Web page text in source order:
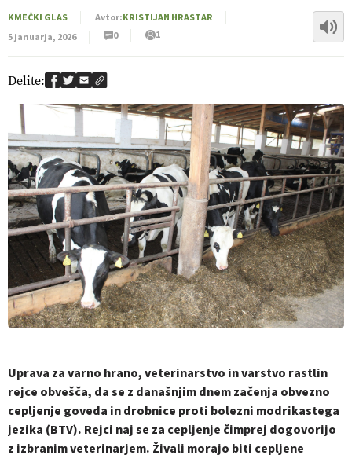
KMEČKI GLAS Avtor:KRISTIJAN HRASTAR
5 januarja, 2026
0 1
Delite:
Uprava za varno hrano, veterinarstvo in varstvo rastlin
rejce obvešča, da se z današnjim dnem začenja obvezno
cepljenje goveda in drobnice proti bolezni modrikastega
jezika (BTV). Rejci naj se za cepljenje čimprej dogovorijo
z izbranim veterinarjem. Živali morajo biti cepljene